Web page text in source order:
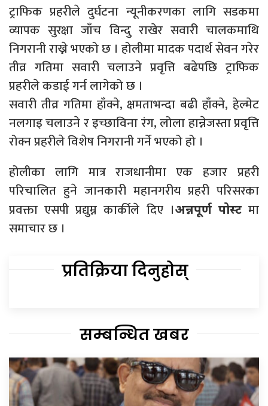
ट्राफिक प्रहरीले दुर्घटना न्यूनीकरणका लागि सडकमा
व्यापक सुरक्षा जाँच विन्दु राखेर सवारी चालकमाथि
निगरानी राख्ने भएको छ । होलीमा मादक पदार्थ सेवन गरेर
तीव्र गतिमा सवारी चलाउने प्रवृत्ति बढेपछि ट्राफिक
प्रहरीले कडाई गर्न लागेको छ ।
सवारी तीव्र गतिमा हाँक्ने, क्षमताभन्दा बढी हाँक्ने, हेल्मेट
नलगाइ चलाउने र इच्छाविना रंग, लोला हान्नेजस्ता प्रवृत्ति
रोक्न प्रहरीले विशेष निगरानी गर्ने भएको हो ।
होलीका लागि मात्र राजधानीमा एक हजार प्रहरी
परिचालित हुने जानकारी महानगरीय प्रहरी परिसरका
प्रवक्ता एसपी प्रद्युम्न कार्कीले दिए ।अन्नपूर्ण पोस्टमा
समाचार छ ।
प्रतिक्रिया दिनुहोस्
सम्बन्धित खबर